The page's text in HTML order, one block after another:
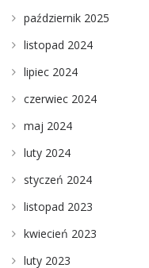
październik 2025
listopad 2024
lipiec 2024
czerwiec 2024
maj 2024
luty 2024
styczeń 2024
listopad 2023
kwiecień 2023
luty 2023